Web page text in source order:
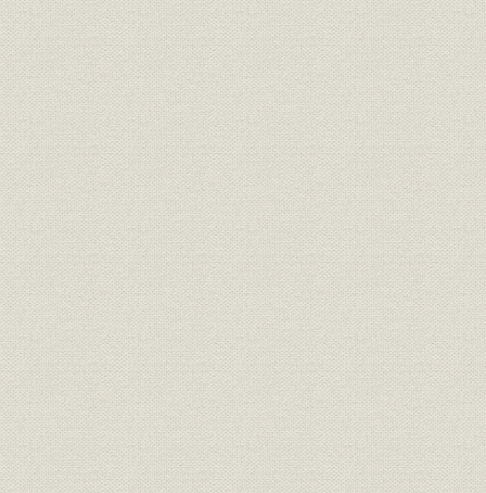
技術
「モートルの明電」から「パワ
ートロニクスの明電」へ 1972●
昭和47年→平成元年●1989
昭和46年
(1972年)
技術
「モートルの明電」から「パワ
ートロニクスの明電」へ 1972●
昭和47年→平成元年●1989
昭和51年
(1989年)